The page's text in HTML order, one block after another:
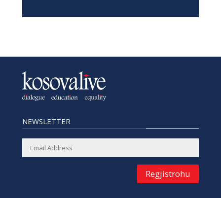
NEWSLETTER
Regjistrohu